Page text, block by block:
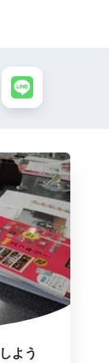
よう